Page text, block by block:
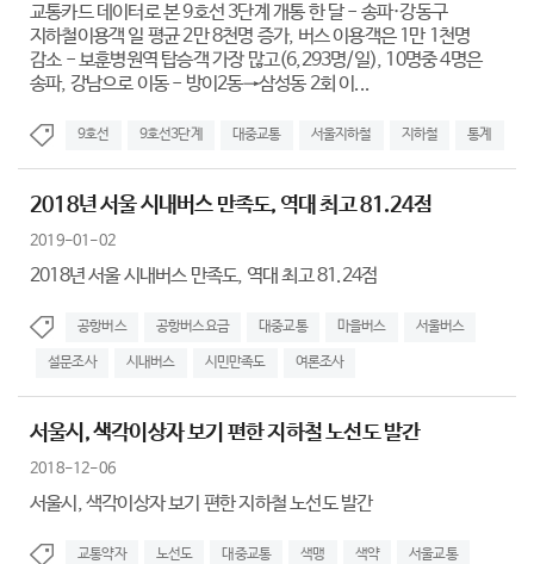
교통카드 데이터로 본 9호선 3단계 개통 한 달 - 송파·강동구
지하철이용객 일 평균 2만 8천명 증가, 버스 이용객은 1만 1천명
감소 - 보훈병원역 탑승객 가장 많고(6,293명/일), 10명중 4명은
송파, 강남으로 이동 - 방이2동→삼성동 2회 이...
9호선 9호선3단계 대중교통 서울지하철 지하철 통계
2018년 서울 시내버스 만족도, 역대 최고 81.24점
2019-01-02
2018년 서울 시내버스 만족도, 역대 최고 81.24점
공항버스 공항버스요금 대중교통 마을버스 서울버스
설문조사 시내버스 시민만족도 여론조사
서울시, 색각이상자 보기 편한 지하철 노선도 발간
2018-12-06
서울시, 색각이상자 보기 편한 지하철 노선도 발간
교통약자 노선도 대중교통 색맹 색약 서울교통